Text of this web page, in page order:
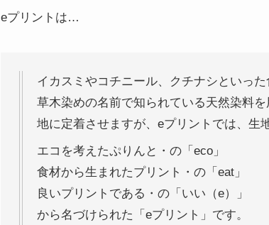
eプリントは…
イカスミやコチニール、クチナシといっ
草木染めの名前で知られている天然染料
地に定着させますが、eプリントでは、生
エコを考えたぷりんと・の「eco」
食材から生まれたプリント・の「eat」
良いプリントである・の「いい（e）」
から名づけられた「eプリント」です。